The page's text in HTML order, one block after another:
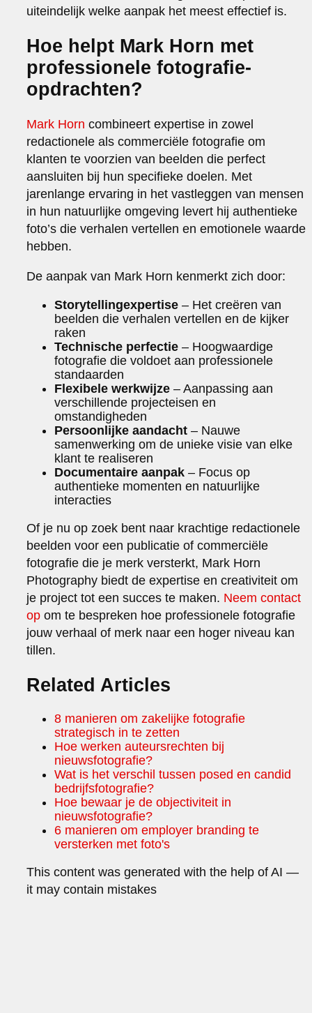
uiteindelijk welke aanpak het meest effectief is.
Hoe helpt Mark Horn met
professionele fotografie-
opdrachten?
Mark Horn combineert expertise in zowel
redactionele als commerciële fotografie om
klanten te voorzien van beelden die perfect
aansluiten bij hun specifieke doelen. Met
jarenlange ervaring in het vastleggen van mensen
in hun natuurlijke omgeving levert hij authentieke
foto’s die verhalen vertellen en emotionele waarde
hebben.
De aanpak van Mark Horn kenmerkt zich door:
Storytellingexpertise – Het creëren van
beelden die verhalen vertellen en de kijker
raken
Technische perfectie – Hoogwaardige
fotografie die voldoet aan professionele
standaarden
Flexibele werkwijze – Aanpassing aan
verschillende projecteisen en
omstandigheden
Persoonlijke aandacht – Nauwe
samenwerking om de unieke visie van elke
klant te realiseren
Documentaire aanpak – Focus op
authentieke momenten en natuurlijke
interacties
Of je nu op zoek bent naar krachtige redactionele
beelden voor een publicatie of commerciële
fotografie die je merk versterkt, Mark Horn
Photography biedt de expertise en creativiteit om
je project tot een succes te maken. Neem contact
op om te bespreken hoe professionele fotografie
jouw verhaal of merk naar een hoger niveau kan
tillen.
Related Articles
8 manieren om zakelijke fotografie
strategisch in te zetten
Hoe werken auteursrechten bij
nieuwsfotografie?
Wat is het verschil tussen posed en candid
bedrijfsfotografie?
Hoe bewaar je de objectiviteit in
nieuwsfotografie?
6 manieren om employer branding te
versterken met foto's
This content was generated with the help of AI —
it may contain mistakes